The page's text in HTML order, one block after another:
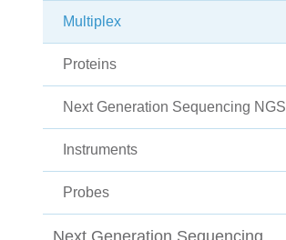
Multiplex
Proteins
Next Generation Sequencing NGS
Instruments
Probes